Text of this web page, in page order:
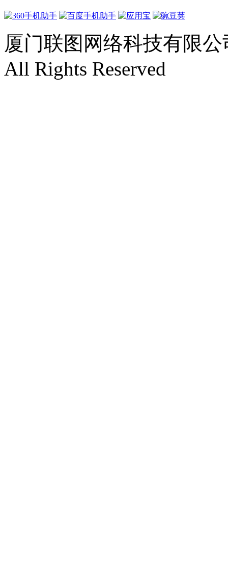
厦门联图网络科技有限公
All Rights Reserved